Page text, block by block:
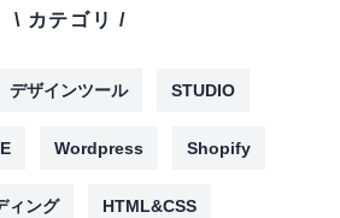
\ カテゴリ /
デザインツール STUDIO
Wordpress Shopify
ィング HTML&CSS